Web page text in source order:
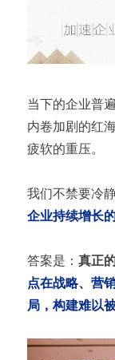
当下的企业普
内卷加剧的红
疲软的重压。
我们不禁要冷
企业持续增长
答案是： 真正
点在战略、营
局，构建难以